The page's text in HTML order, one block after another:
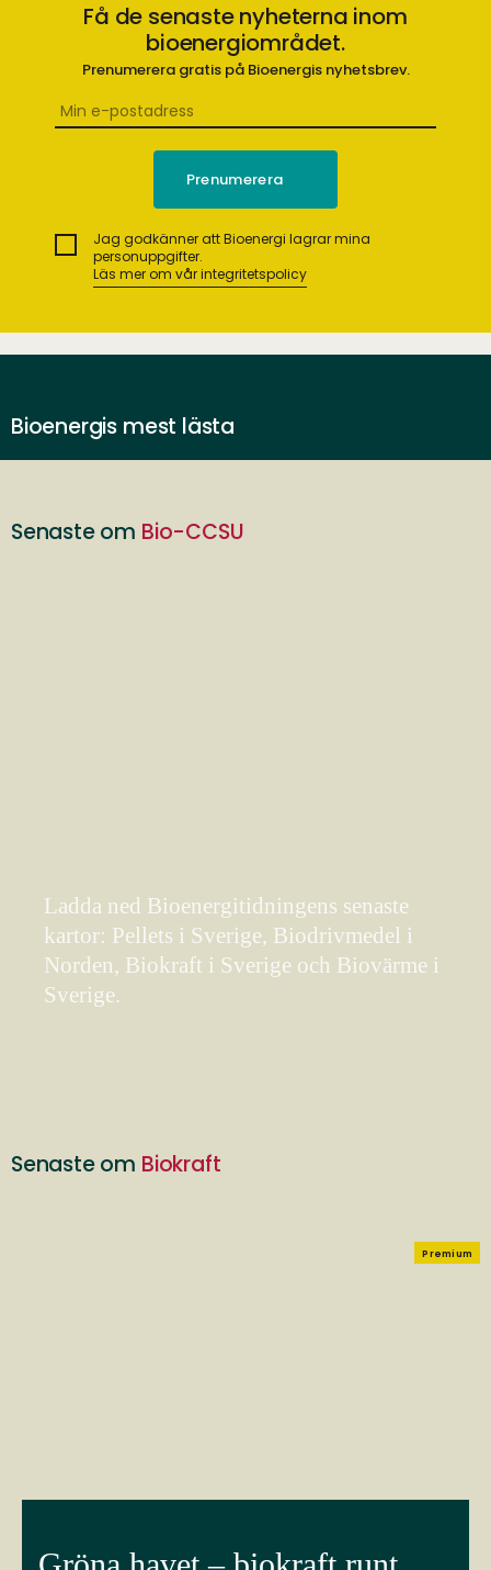
Få de senaste nyheterna inom
bioenergiområdet.
Prenumerera gratis på Bioenergis nyhetsbrev.
Jag godkänner att Bioenergi lagrar mina
personuppgifter.
Läs mer om vår integritetspolicy
Bioenergis mest lästa
Senaste om Bio-CCSU
Ladda ned Bioenergitidningens senaste
kartor: Pellets i Sverige, Biodrivmedel i
Norden, Biokraft i Sverige och Biovärme i
Sverige.
Senaste om Biokraft
Premium